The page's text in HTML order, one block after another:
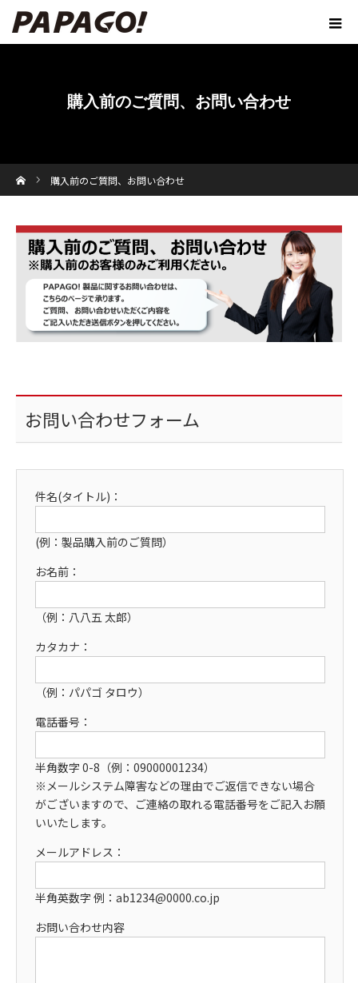
購入前のご質問、お問い合わせ
購入前のご質問、お問い合わせ
お問い合わせフォーム
件名(タイトル)：
(例：製品購入前のご質問）
お名前：
（例：八八五 太郎）
カタカナ：
（例：パパゴ タロウ）
電話番号：
半角数字 0-8（例：09000001234）
※メールシステム障害などの理由でご返信できない場合
がございますので、ご連絡の取れる電話番号をご記入お願
いいたします。
メールアドレス：
半角英数字 例：ab1234@0000.co.jp
お問い合わせ内容